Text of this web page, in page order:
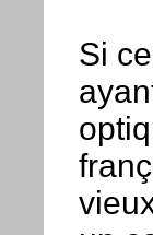
Si